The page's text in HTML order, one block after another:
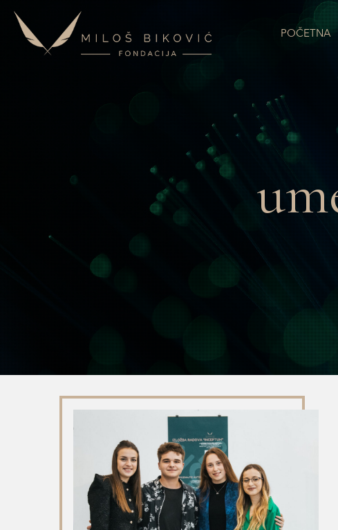
POČETNA